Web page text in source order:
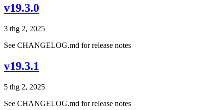
v19.3.0
3 thg 2, 2025
See CHANGELOG.md for release notes
v19.3.1
5 thg 2, 2025
See CHANGELOG.md for release notes